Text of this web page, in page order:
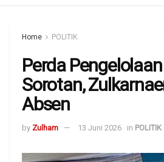
Home POLITIK
Perda
Sorotan,
Absen
by Zulham 13 Juni 2026 in POLITIK